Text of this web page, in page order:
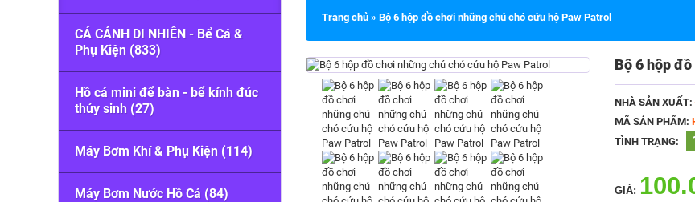
CÁ CẢNH DI NHIÊN - Bể Cá &
Phụ Kiện (833)
Hồ cá mini để bàn - bể kính đúc
thủy sinh (27)
Máy Bơm Khí & Phụ Kiện (114)
Máy Bơm Nước Hồ Cá (84)
Trang chủ» Bộ 6 hộp đồ chơi những chú chó cứu hộ Paw Patrol
Bộ 6 hộp
NHÀ SẢN XUẤT:
MÃ SẢN PHẨM:
TÌNH TRẠNG:
GIÁ: